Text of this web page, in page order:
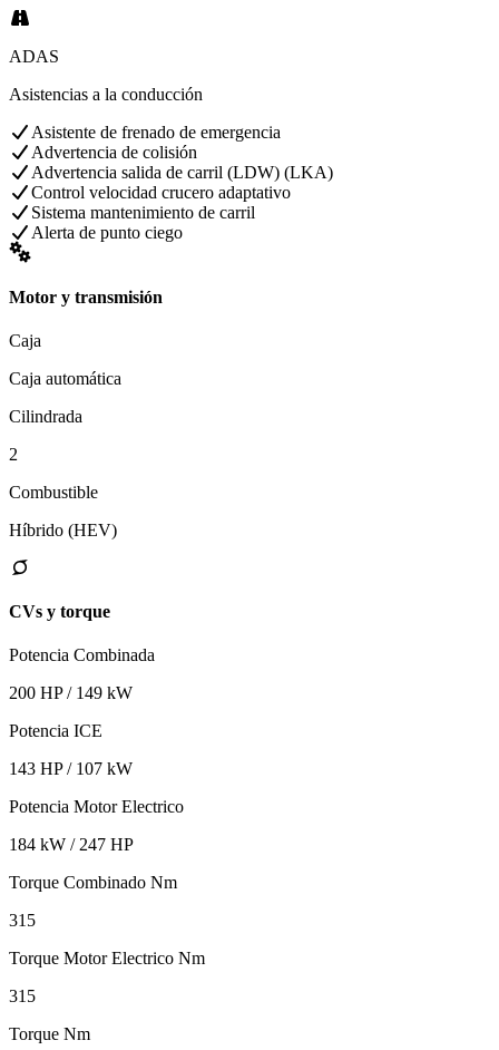
ADAS
Asistencias a la conducción
Asistente de frenado de emergencia
Advertencia de colisión
Advertencia salida de carril (LDW) (LKA)
Control velocidad crucero adaptativo
Sistema mantenimiento de carril
Alerta de punto ciego
Motor y transmisión
Caja
Caja automática
Cilindrada
2
Combustible
Híbrido (HEV)
CVs y torque
Potencia Combinada
200 HP / 149 kW
Potencia ICE
143 HP / 107 kW
Potencia Motor Electrico
184 kW / 247 HP
Torque Combinado Nm
315
Torque Motor Electrico Nm
315
Torque Nm